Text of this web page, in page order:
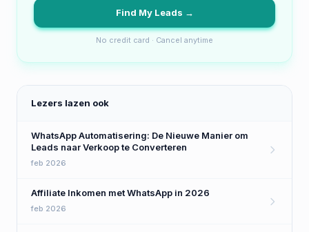
Find My Leads →
No credit card · Cancel anytime
Lezers lazen ook
WhatsApp Automatisering: De Nieuwe Manier om
Leads naar Verkoop te Converteren
feb 2026
Affiliate Inkomen met WhatsApp in 2026
feb 2026